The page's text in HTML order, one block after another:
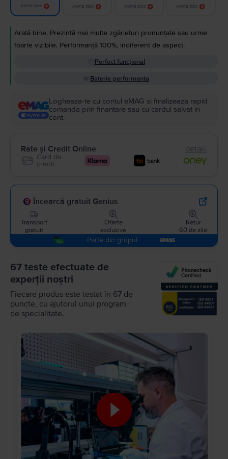
Alertă stoc Alertă stoc Alertă stoc Alertă stoc
Arată bine. Prezintă mai multe zgârieturi pronunțate sau urme
foarte vizibile. Performanță 100%, indiferent de aspect.
Perfect funcțional
Baterie performanta
Logheaza-te cu contul eMAG si finalizeaza rapid
comanda prin finantare sau cu cardul salvat in
cont.
Rate și Credit Online detalii
Card de
credit
Încearcă gratuit Genius
Transport
gratuit
Oferte
exclusive
Retur
60 de zile
Parte din grupul
67 teste efectuate de
experții noștri
Fiecare produs este testat în 67 de
puncte, cu ajutorul unui program
de specialitate.